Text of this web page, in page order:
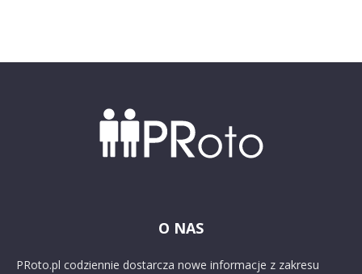
O NAS
PRoto.pl codziennie dostarcza nowe informacje z zakresu